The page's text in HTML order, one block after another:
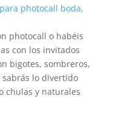
photocall o habéis
con los invitados
bigotes, sombreros,
sabrás lo divertido
chulas y naturales